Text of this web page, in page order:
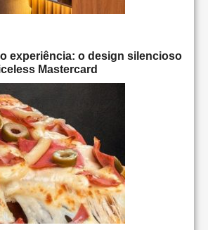
experiência: o design silencioso
Mastercard